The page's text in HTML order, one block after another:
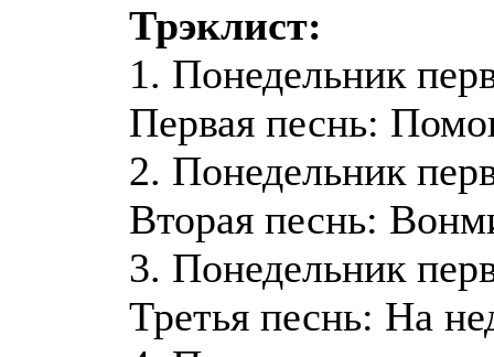
Трэклист:
1. Понедельник
Первая песнь:
2. Понедельник
Вторая песнь:
3. Понедельник
Третья песнь: На